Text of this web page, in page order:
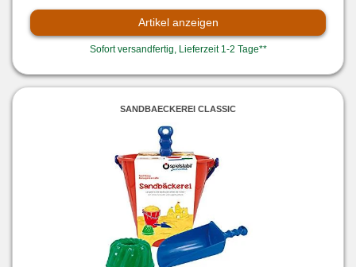
Artikel anzeigen
Sofort versandfertig, Lieferzeit 1-2 Tage**
SANDBAECKEREI CLASSIC